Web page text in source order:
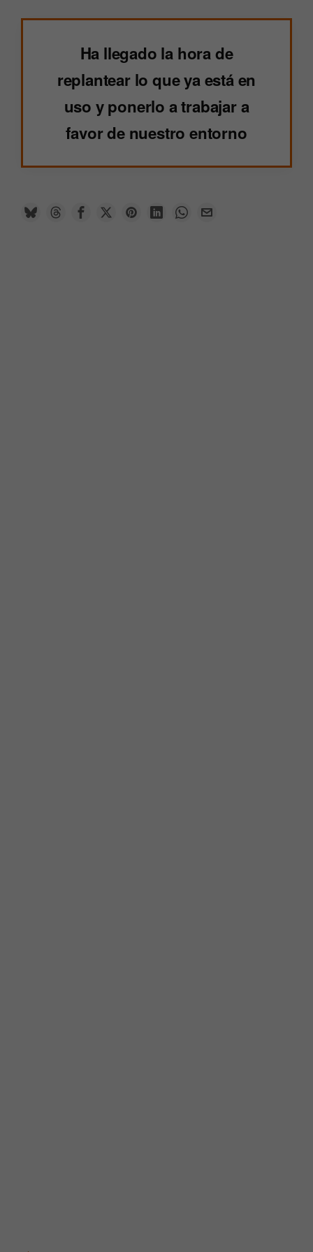
Ha llegado la hora de
replantear lo que ya está en
uso y ponerlo a trabajar a
favor de nuestro entorno